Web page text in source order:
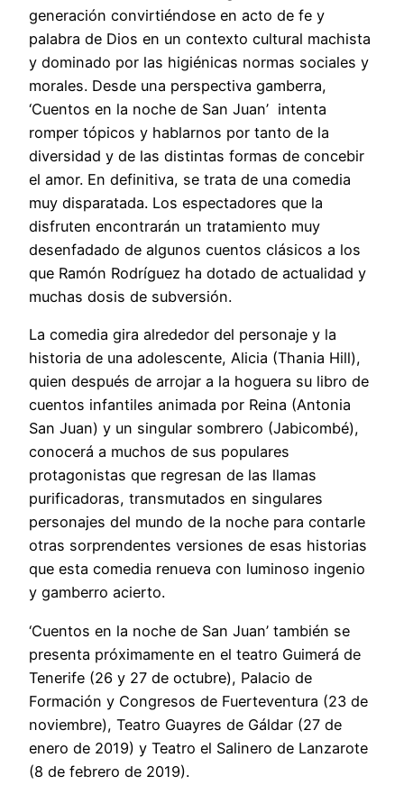
generación convirtiéndose en acto de fe y
palabra de Dios en un contexto cultural machista
y dominado por las higiénicas normas sociales y
morales. Desde una perspectiva gamberra,
‘Cuentos en la noche de San Juan’ intenta
romper tópicos y hablarnos por tanto de la
diversidad y de las distintas formas de concebir
el amor. En definitiva, se trata de una comedia
muy disparatada. Los espectadores que la
disfruten encontrarán un tratamiento muy
desenfadado de algunos cuentos clásicos a los
que Ramón Rodríguez ha dotado de actualidad y
muchas dosis de subversión.
La comedia gira alrededor del personaje y la
historia de una adolescente, Alicia (Thania Hill),
quien después de arrojar a la hoguera su libro de
cuentos infantiles animada por Reina (Antonia
San Juan) y un singular sombrero (Jabicombé),
conocerá a muchos de sus populares
protagonistas que regresan de las llamas
purificadoras, transmutados en singulares
personajes del mundo de la noche para contarle
otras sorprendentes versiones de esas historias
que esta comedia renueva con luminoso ingenio
y gamberro acierto.
‘Cuentos en la noche de San Juan’ también se
presenta próximamente en el teatro Guimerá de
Tenerife (26 y 27 de octubre), Palacio de
Formación y Congresos de Fuerteventura (23 de
noviembre), Teatro Guayres de Gáldar (27 de
enero de 2019) y Teatro el Salinero de Lanzarote
(8 de febrero de 2019).